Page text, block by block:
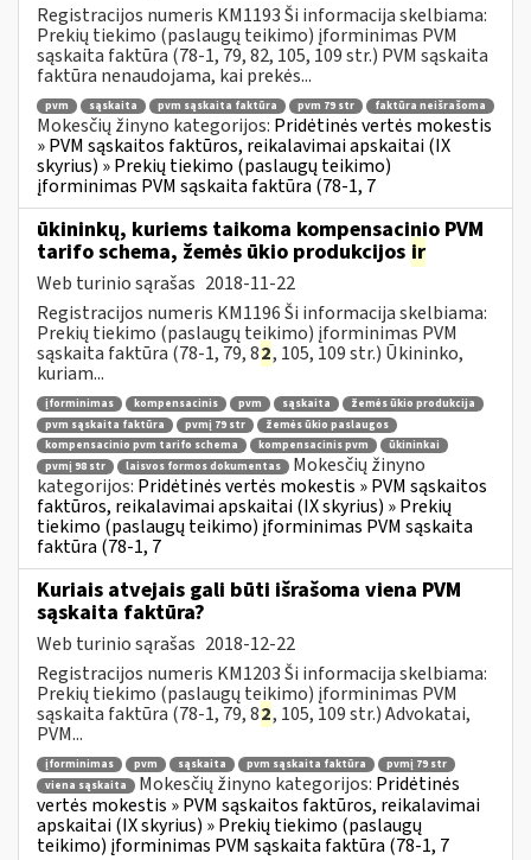
Registracijos numeris KM1193 Ši informacija skelbiama:
Prekių tiekimo (paslaugų teikimo) įforminimas PVM
sąskaita faktūra (78-1, 79, 82, 105, 109 str.) PVM sąskaita
faktūra nenaudojama, kai prekės...
pvm sąskaita pvm sąskaita faktūra pvm 79 str faktūra neišrašoma
Mokesčių žinyno kategorijos: Pridėtinės vertės mokestis
» PVM sąskaitos faktūros, reikalavimai apskaitai (IX
skyrius) » Prekių tiekimo (paslaugų teikimo)
įforminimas PVM sąskaita faktūra (78-1, 7
ūkininkų, kuriems taikoma kompensacinio PVM
tarifo schema, žemės ūkio produkcijos ir
Web turinio sąrašas 2018-11-22
Registracijos numeris KM1196 Ši informacija skelbiama:
Prekių tiekimo (paslaugų teikimo) įforminimas PVM
sąskaita faktūra (78-1, 79, 82, 105, 109 str.) Ūkininko,
kuriam...
įforminimas kompensacinis pvm sąskaita
žemės ūkio produkcija
pvm sąskaita faktūra
pvmį 79 str
žemės ūkio paslaugos
kompensacinio pvm tarifo schema
kompensacinis pvm
ūkininkai
pvmį 98 str
laisvos formos dokumentas
Mokesčių žinyno
kategorijos: Pridėtinės vertės mokestis » PVM sąskaitos
faktūros, reikalavimai apskaitai (IX skyrius) » Prekių
tiekimo (paslaugų teikimo) įforminimas PVM sąskaita
faktūra (78-1, 7
Kuriais atvejais gali būti išrašoma viena PVM
sąskaita faktūra?
Web turinio sąrašas 2018-12-22
Registracijos numeris KM1203 Ši informacija skelbiama:
Prekių tiekimo (paslaugų teikimo) įforminimas PVM
sąskaita faktūra (78-1, 79, 82, 105, 109 str.) Advokatai,
PVM...
įforminimas pvm sąskaita pvm sąskaita faktūra
pvmį 79 str
viena sąskaita
Mokesčių žinyno kategorijos: Pridėtinės
vertės mokestis » PVM sąskaitos faktūros, reikalavimai
apskaitai (IX skyrius) » Prekių tiekimo (paslaugų
teikimo) įforminimas PVM sąskaita faktūra (78-1, 7